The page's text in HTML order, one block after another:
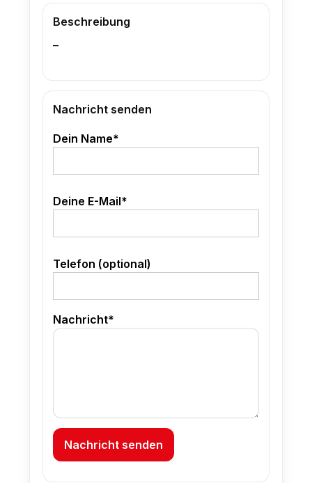
Beschreibung
–
Nachricht senden
Dein Name*
Deine E-Mail*
Telefon (optional)
Nachricht*
Nachricht senden